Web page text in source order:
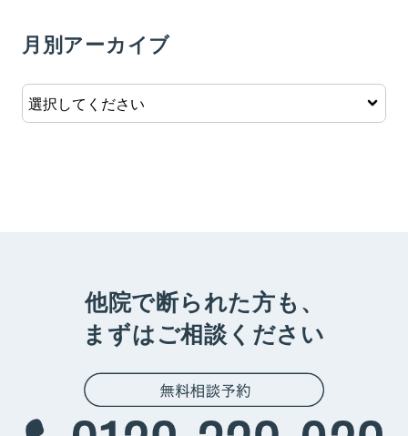
月別アーカイブ
他院で断られた方も、
まずはご相談ください